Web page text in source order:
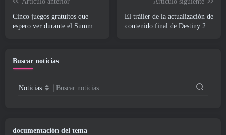
Cinco juegos gratuitos que
espero ver durante el Summer
El tráiler de la actualización de
contenido final de Destiny 2 es
Buscar noticias
Noticias Buscar noticias
documentación del tema